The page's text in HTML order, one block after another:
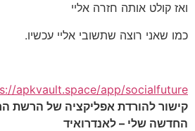
ואז קולט אותה חזרה אליי
כמו שאני רוצה שתשובי אליי עכשיו.
apkvault.space/app/socialfuture
קישור להורדת אפליקציה של הרשת
החדשה שלי – לאנדרואיד